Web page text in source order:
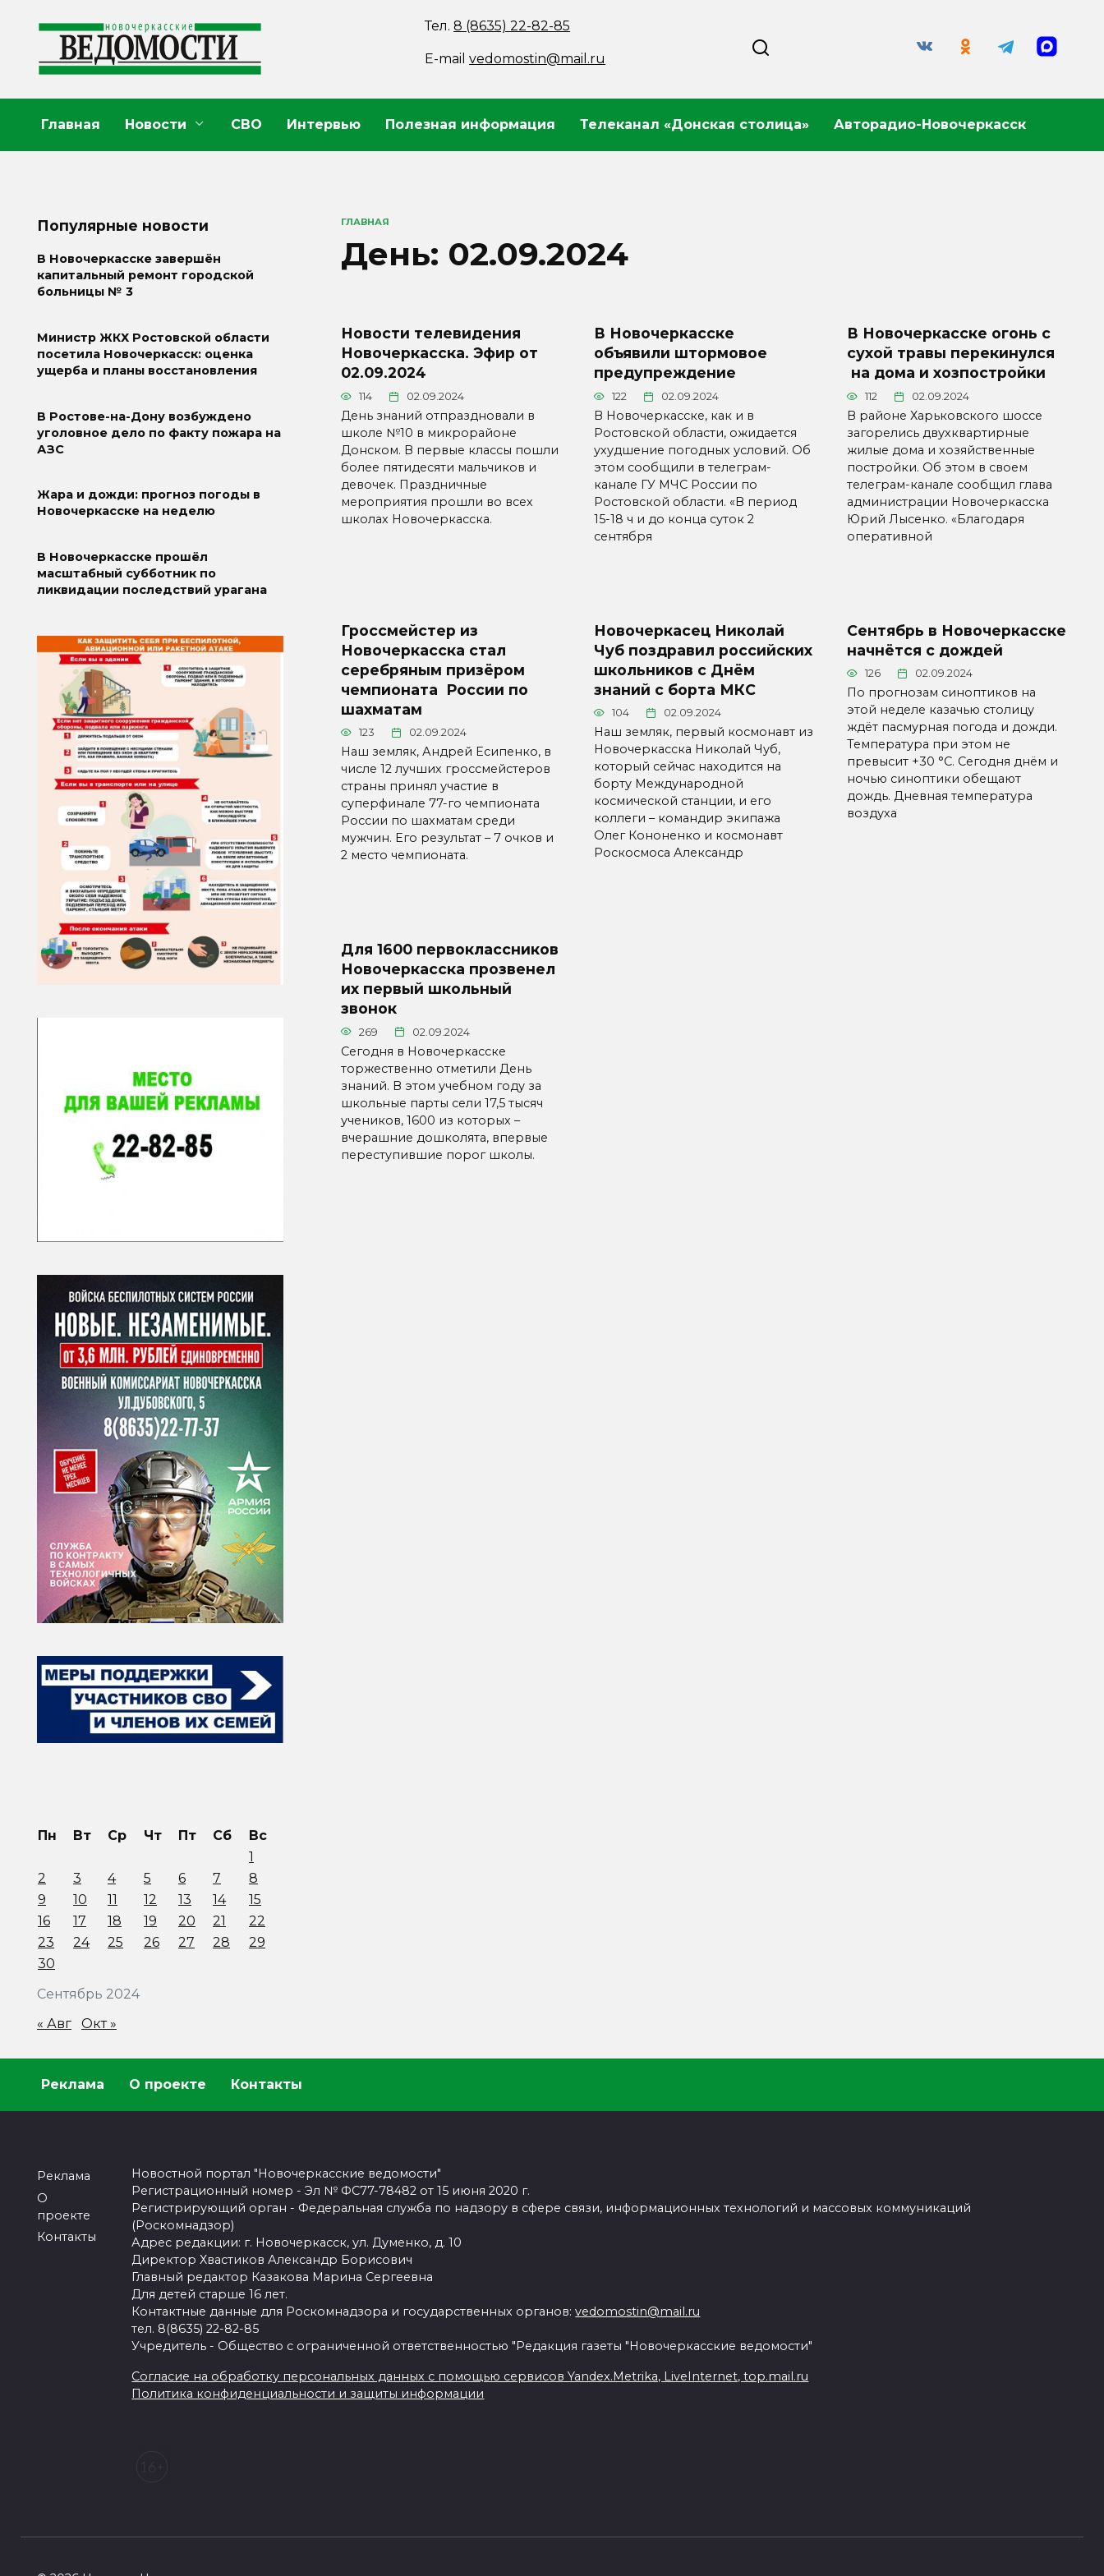
содержанию
Тел.8 (8635) 22-82-85
E-mailvedomostin@mail.ru
Главная Новости СВО Интервью Полезная информация Телеканал «Донская столица» Авторадио-Новочеркасск
ГЛАВНАЯ
День: 02.09.2024
Новости телевидения
Новочеркасска. Эфир от
02.09.2024
114 02.09.2024
День знаний отпраздновали в
школе №10 в микрорайоне
Донском. В первые классы пошли
более пятидесяти мальчиков и
девочек. Праздничные
мероприятия прошли во всех
школах Новочеркасска.
В Новочеркасске
объявили штормовое
предупреждение
122 02.09.2024
В Новочеркасске, как и в
Ростовской области, ожидается
ухудшение погодных условий. Об
этом сообщили в телеграм-
канале ГУ МЧС России по
Ростовской области. «В период
15-18 ч и до конца суток 2
сентября
В Новочеркасске огонь с
сухой травы перекинулся
на дома и хозпостройки
112 02.09.2024
В районе Харьковского шоссе
загорелись двухквартирные
жилые дома и хозяйственные
постройки. Об этом в своем
телеграм-канале сообщил глава
администрации Новочеркасска
Юрий Лысенко. «Благодаря
оперативной
Гроссмейстер из
Новочеркасска стал
серебряным призёром
чемпионата России по
шахматам
123 02.09.2024
Наш земляк, Андрей Есипенко, в
числе 12 лучших гроссмейстеров
страны принял участие в
суперфинале 77-го чемпионата
России по шахматам среди
мужчин. Его результат – 7 очков и
2 место чемпионата.
Новочеркасец Николай
Чуб поздравил российских
школьников с Днём
знаний с борта МКС
104 02.09.2024
Наш земляк, первый космонавт из
Новочеркасска Николай Чуб,
который сейчас находится на
борту Международной
космической станции, и его
коллеги – командир экипажа
Олег Кононенко и космонавт
Роскосмоса Александр
Сентябрь в Новочеркасске
начнётся с дождей
126 02.09.2024
По прогнозам синоптиков на
этой неделе казачью столицу
ждёт пасмурная погода и дожди.
Температура при этом не
превысит +30 °C. Сегодня днём и
ночью синоптики обещают
дождь. Дневная температура
воздуха
Для 1600 первоклассников
Новочеркасска прозвенел
их первый школьный
звонок
269 02.09.2024
Сегодня в Новочеркасске
торжественно отметили День
знаний. В этом учебном году за
школьные парты сели 17,5 тысяч
учеников, 1600 из которых –
вчерашние дошколята, впервые
переступившие порог школы.
Популярные новости
В Новочеркасске завершён
капитальный ремонт городской
больницы № 3
Министр ЖКХ Ростовской области
посетила Новочеркасск: оценка
ущерба и планы восстановления
В Ростове-на-Дону возбуждено
уголовное дело по факту пожара на
АЗС
Жара и дожди: прогноз погоды в
Новочеркасске на неделю
В Новочеркасске прошёл
масштабный субботник по
ликвидации последствий урагана
Сентябрь 2024
Пн Вт Ср Чт Пт Сб
Вс
1
2
3 4 5 6 7
8
9
10 11 12 13 14
15
16
17 18 19 20 21
22
23
24 25 26 27 28
29
30
« Авг Окт »
Реклама О проекте Контакты
Реклама
О
проекте
Контакты
Новостной портал "Новочеркасские ведомости"
Регистрационный номер - Эл № ФС77-78482 от 15 июня 2020 г.
Регистрирующий орган - Федеральная служба по надзору в сфере связи, информационных технологий и массовых коммуникаций
(Роскомнадзор)
Адрес редакции: г. Новочеркасск, ул. Думенко, д. 10
Директор Хвастиков Александр Борисович
Главный редактор Казакова Марина Сергеевна
Для детей старше 16 лет.
Контактные данные для Роскомнадзора и государственных органов:vedomostin@mail.ru
тел. 8(8635) 22-82-85
Учредитель - Общество с ограниченной ответственностью "Редакция газеты "Новочеркасские ведомости"
Согласие на обработку персональных данных с помощью сервисов Yandex.Metrika, LiveInternet, top.mail.ru
Политика конфиденциальности и защиты информации